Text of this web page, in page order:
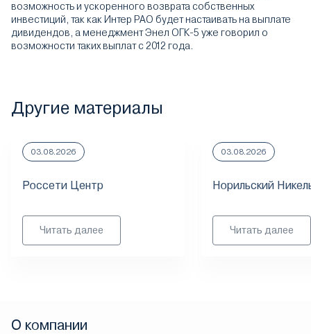
возможность и ускоренного возврата собственных
инвестиций, так как Интер РАО будет настаивать на выплате
дивидендов, а менеджмент Энел ОГК-5 уже говорил о
возможности таких выплат с 2012 года.
Другие материалы
03.08.2026
Россети Центр
Читать далее
03.08.2026
Норильский
Читать далее
О компании